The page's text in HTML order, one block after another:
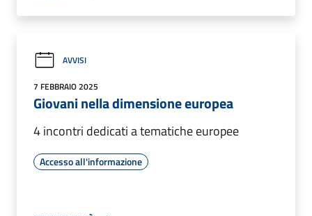
AVVISI
7 FEBBRAIO 2025
Giovani nella dimensione europea
4 incontri dedicati a tematiche europee
Accesso all'informazione